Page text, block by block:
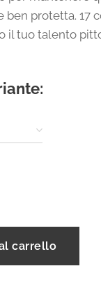
ben protetta. 17
il tuo talento
carrello